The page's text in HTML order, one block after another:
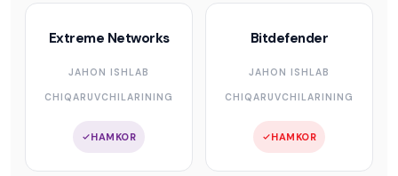
Extreme Networks
JAHON ISHLAB
CHIQARUVCHILARINING
HAMKOR
Bitdefender
JAHON ISHLAB
CHIQARUVCHILARINING
HAMKOR